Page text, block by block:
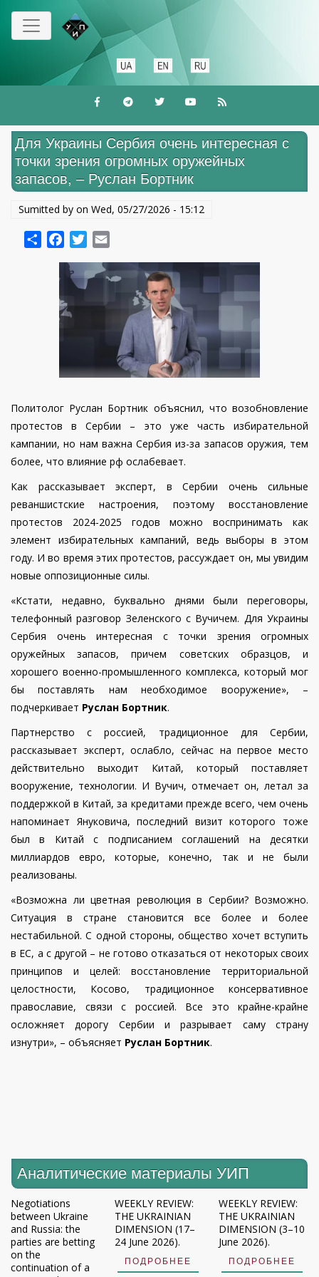
Skip
main
Для Украины Сербия очень интересная с
точки зрения огромных оружейных
запасов, – Руслан Бортник
Sumitted by on Wed, 05/27/2026 - 15:12
ShareFacebookTwitter
Политолог Руслан Бортник объяснил, что возобновление
протестов в Сербии – это уже часть избирательной
кампании, но нам важна Сербия из-за запасов оружия, тем
более, что влияние рф ослабевает.
Как рассказывает эксперт, в Сербии очень сильные
реваншистские настроения, поэтому восстановление
протестов 2024-2025 годов можно воспринимать как
элемент избирательных кампаний, ведь выборы в этом
году. И во время этих протестов, рассуждает он, мы увидим
новые оппозиционные силы.
«Кстати, недавно, буквально днями были переговоры,
телефонный разговор Зеленского с Вучичем. Для Украины
Сербия очень интересная с точки зрения огромных
оружейных запасов, причем советских образцов, и
хорошего военно-промышленного комплекса, который мог
бы поставлять нам необходимое вооружение», –
подчеркивает Руслан Бортник.
Партнерство с россией, традиционное для Сербии,
рассказывает эксперт, ослабло, сейчас на первое место
действительно выходит Китай, который поставляет
вооружение, технологии. И Вучич, отмечает он, летал за
поддержкой в Китай, за кредитами прежде всего, чем очень
напоминает Януковича, последний визит которого тоже
был в Китай с подписанием соглашений на десятки
миллиардов евро, которые, конечно, так и не были
реализованы.
«Возможна ли цветная революция в Сербии? Возможно.
Ситуация в стране становится все более и более
нестабильной. С одной стороны, общество хочет вступить
в ЕС, а с другой – не готово отказаться от некоторых своих
принципов и целей: восстановление территориальной
целостности, Косово, традиционное консервативное
православие, связи с россией. Все это крайне-крайне
осложняет дорогу Сербии и разрывает саму страну
изнутри», – объясняет Руслан Бортник.
Аналитические материалы УИП
Negotiations
between Ukraine
and Russia: the
parties are betting
on the
continuation of a
WEEKLY REVIEW:
THE UKRAINIAN
DIMENSION (17–
24 June 2026).
ПОДРОБНЕЕ
WEEKLY REVIEW:
THE UKRAINIAN
DIMENSION (3–10
June 2026).
ПОДРОБНЕЕ